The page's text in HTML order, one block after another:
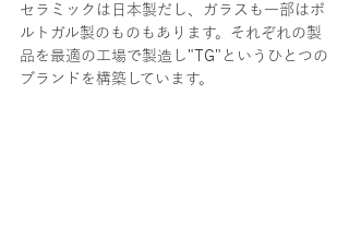
セラミックは日本製だし、ガラスも一部はポ
ルトガル製のものもあります。それぞれの製
品を最適の工場で製造し"TG"というひとつの
ブランドを構築しています。